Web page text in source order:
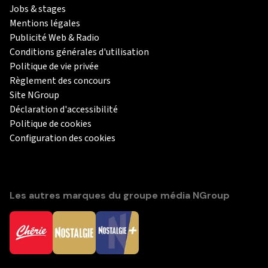
Jobs & stages
Mentions légales
Publicité Web & Radio
Conditions générales d'utilisation
Politique de vie privée
Règlement des concours
Site NGroup
Déclaration d'accessibilité
Politique de cookies
Configuration des cookies
Les autres marques du groupe média NGroup